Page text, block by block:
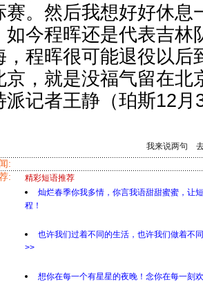
赛。然后我想好好休息
程晖还是代表吉林
，程晖很可能退役以后
京，就是没福气留在北
派记者王静（珀斯12月
我来说两句
:
:
精彩短语推荐
灿烂春季你我多情，你言我语甜甜蜜蜜，让
程！
也许我们过着不同的生活，也许我们做着
>>
想你在每一个有星星的夜晚！念你在每一